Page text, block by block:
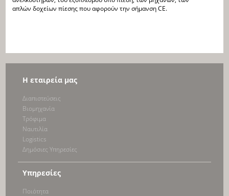
απλών δοχείων πίεσης που αφορούν την σήμανση CE.
Η εταιρεία μας
Διαπιστεύσεις
Bιομηχανία
Τρόφιμα
Ναυτιλία
Logistics
Δημόσιες Υπηρεσίες
Υπηρεσίες
Ποιότητα